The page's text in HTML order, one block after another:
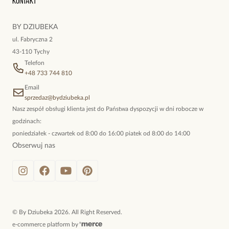
BY DZIUBEKA
ul. Fabryczna 2
43-110 Tychy
Telefon
+48 733 744 810
Email
sprzedaz@bydziubeka.pl
Nasz zespół obsługi klienta jest do Państwa dyspozycji w dni robocze w
godzinach:
poniedziałek - czwartek od 8:00 do 16:00 piatek od 8:00 do 14:00
Obserwuj nas
© By Dziubeka 2026. All Right Reserved.
e-commerce platform by